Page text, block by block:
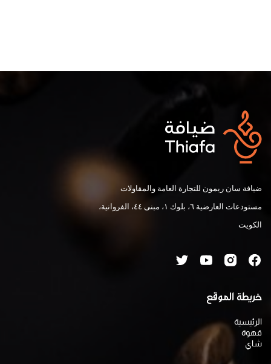
ضيافة سان ريمون للتجارة العامة والمقاولات
مستودعات العارضية ٦، بلوك ١، مبنى ٤٤، الفروانية،
الكويت
خريطة الموقع
الرئيسية
قهوة
شاي